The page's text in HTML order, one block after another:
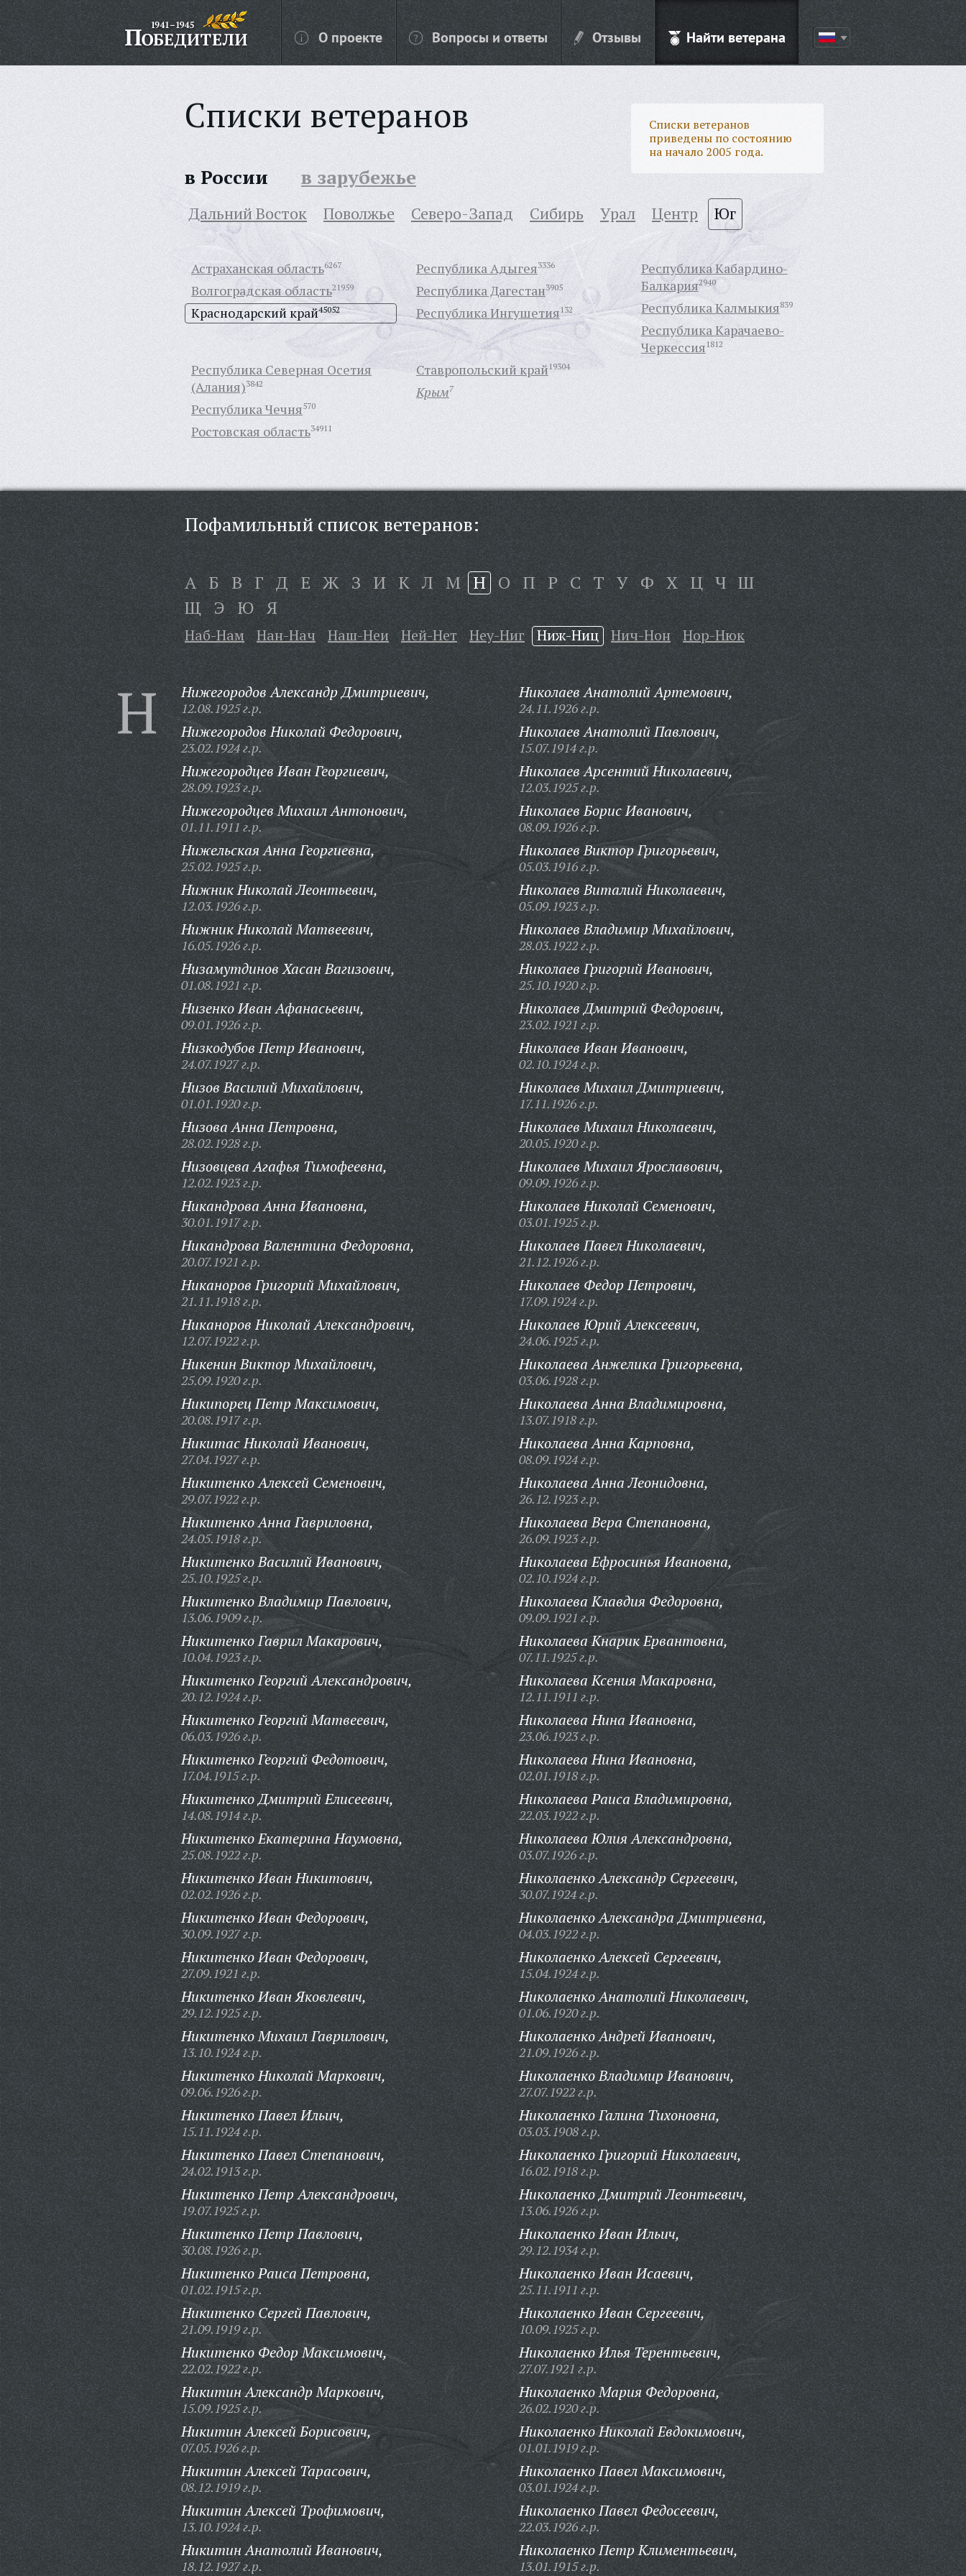
О проекте Вопросы и ответы Отзывы Найти ветерана
Списки ветеранов
Списки ветеранов
приведены по состоянию
на начало 2005 года.
в России в зарубежье
Дальний Восток Поволжье Северо-Запад Сибирь Урал Центр Юг
Астраханская область6267
Волгоградская область21959
Краснодарский край45052
Республика Адыгея3336
Республика Дагестан3905
Республика Ингушетия132
Республика Кабардино-
Балкария2940
Республика Калмыкия839
Республика Карачаево-
Черкессия1812
Республика Северная Осетия
(Алания)3842
Республика Чечня570
Ростовская область34911
Ставропольский край 19304
Крым7
Пофамильный список ветеранов:
А Б В Г Д Е Ж З И К Л М Н О П Р С Т У Ф Х Ц Ч Ш
Щ Э Ю Я
Наб-Нам Нан-Нач Наш-Неи Ней-Нет Неу-Ниг Ниж-Ниц Нич-Нон Нор-Нюк
Н Нижегородов Александр Дмитриевич,
12.08.1925 г.р.
Нижегородов Николай Федорович,
23.02.1924 г.р.
Нижегородцев Иван Георгиевич,
28.09.1923 г.р.
Нижегородцев Михаил Антонович,
01.11.1911 г.р.
Нижельская Анна Георгиевна,
25.02.1925 г.р.
Нижник Николай Леонтьевич,
12.03.1926 г.р.
Нижник Николай Матвеевич,
16.05.1926 г.р.
Низамутдинов Хасан Вагизович,
01.08.1921 г.р.
Низенко Иван Афанасьевич,
09.01.1926 г.р.
Низкодубов Петр Иванович,
24.07.1927 г.р.
Низов Василий Михайлович,
01.01.1920 г.р.
Низова Анна Петровна,
28.02.1928 г.р.
Низовцева Агафья Тимофеевна,
12.02.1923 г.р.
Никандрова Анна Ивановна,
30.01.1917 г.р.
Никандрова Валентина Федоровна,
20.07.1921 г.р.
Никаноров Григорий Михайлович,
21.11.1918 г.р.
Никаноров Николай Александрович,
12.07.1922 г.р.
Никенин Виктор Михайлович,
25.09.1920 г.р.
Никипорец Петр Максимович,
20.08.1917 г.р.
Никитас Николай Иванович,
27.04.1927 г.р.
Никитенко Алексей Семенович,
29.07.1922 г.р.
Никитенко Анна Гавриловна,
24.05.1918 г.р.
Никитенко Василий Иванович,
25.10.1925 г.р.
Никитенко Владимир Павлович,
13.06.1909 г.р.
Никитенко Гаврил Макарович,
10.04.1923 г.р.
Никитенко Георгий Александрович,
20.12.1924 г.р.
Никитенко Георгий Матвеевич,
06.03.1926 г.р.
Никитенко Георгий Федотович,
17.04.1915 г.р.
Никитенко Дмитрий Елисеевич,
14.08.1914 г.р.
Никитенко Екатерина Наумовна,
25.08.1922 г.р.
Никитенко Иван Никитович,
02.02.1926 г.р.
Никитенко Иван Федорович,
30.09.1927 г.р.
Никитенко Иван Федорович,
27.09.1921 г.р.
Никитенко Иван Яковлевич,
29.12.1925 г.р.
Никитенко Михаил Гаврилович,
13.10.1924 г.р.
Никитенко Николай Маркович,
09.06.1926 г.р.
Никитенко Павел Ильич,
15.11.1924 г.р.
Никитенко Павел Степанович,
24.02.1913 г.р.
Никитенко Петр Александрович,
19.07.1925 г.р.
Никитенко Петр Павлович,
30.08.1926 г.р.
Никитенко Раиса Петровна,
01.02.1915 г.р.
Никитенко Сергей Павлович,
21.09.1919 г.р.
Никитенко Федор Максимович,
22.02.1922 г.р.
Никитин Александр Маркович,
15.09.1925 г.р.
Никитин Алексей Борисович,
07.05.1926 г.р.
Никитин Алексей Тарасович,
08.12.1919 г.р.
Никитин Алексей Трофимович,
13.10.1924 г.р.
Никитин Анатолий Иванович,
18.12.1927 г.р.
Николаев Анатолий Артемович,
24.11.1926 г.р.
Николаев Анатолий Павлович,
15.07.1914 г.р.
Николаев Арсентий Николаевич,
12.03.1925 г.р.
Николаев Борис Иванович,
08.09.1926 г.р.
Николаев Виктор Григорьевич,
05.03.1916 г.р.
Николаев Виталий Николаевич,
05.09.1923 г.р.
Николаев Владимир Михайлович,
28.03.1922 г.р.
Николаев Григорий Иванович,
25.10.1920 г.р.
Николаев Дмитрий Федорович,
23.02.1921 г.р.
Николаев Иван Иванович,
02.10.1924 г.р.
Николаев Михаил Дмитриевич,
17.11.1926 г.р.
Николаев Михаил Николаевич,
20.05.1920 г.р.
Николаев Михаил Ярославович,
09.09.1926 г.р.
Николаев Николай Семенович,
03.01.1925 г.р.
Николаев Павел Николаевич,
21.12.1926 г.р.
Николаев Федор Петрович,
17.09.1924 г.р.
Николаев Юрий Алексеевич,
24.06.1925 г.р.
Николаева Анжелика Григорьевна,
03.06.1928 г.р.
Николаева Анна Владимировна,
13.07.1918 г.р.
Николаева Анна Карповна,
08.09.1924 г.р.
Николаева Анна Леонидовна,
26.12.1923 г.р.
Николаева Вера Степановна,
26.09.1923 г.р.
Николаева Ефросинья Ивановна,
02.10.1924 г.р.
Николаева Клавдия Федоровна,
09.09.1921 г.р.
Николаева Кнарик Ервантовна,
07.11.1925 г.р.
Николаева Ксения Макаровна,
12.11.1911 г.р.
Николаева Нина Ивановна,
23.06.1923 г.р.
Николаева Нина Ивановна,
02.01.1918 г.р.
Николаева Раиса Владимировна,
22.03.1922 г.р.
Николаева Юлия Александровна,
03.07.1926 г.р.
Николаенко Александр Сергеевич,
30.07.1924 г.р.
Николаенко Александра Дмитриевна,
04.03.1922 г.р.
Николаенко Алексей Сергеевич,
15.04.1924 г.р.
Николаенко Анатолий Николаевич,
01.06.1920 г.р.
Николаенко Андрей Иванович,
21.09.1926 г.р.
Николаенко Владимир Иванович,
27.07.1922 г.р.
Николаенко Галина Тихоновна,
03.03.1908 г.р.
Николаенко Григорий Николаевич,
16.02.1918 г.р.
Николаенко Дмитрий Леонтьевич,
13.06.1926 г.р.
Николаенко Иван Ильич,
29.12.1934 г.р.
Николаенко Иван Исаевич,
25.11.1911 г.р.
Николаенко Иван Сергеевич,
10.09.1925 г.р.
Николаенко Илья Терентьевич,
27.07.1921 г.р.
Николаенко Мария Федоровна,
26.02.1920 г.р.
Николаенко Николай Евдокимович,
01.01.1919 г.р.
Николаенко Павел Максимович,
03.01.1924 г.р.
Николаенко Павел Федосеевич,
22.03.1926 г.р.
Николаенко Петр Климентьевич,
13.01.1915 г.р.